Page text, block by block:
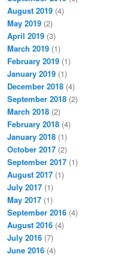
August 2019 (4)
May 2019 (2)
April 2019 (3)
March 2019 (1)
February 2019 (1)
January 2019 (1)
December 2018 (4)
September 2018 (2)
March 2018 (2)
February 2018 (4)
January 2018 (1)
October 2017 (2)
September 2017 (1)
August 2017 (1)
July 2017 (1)
May 2017 (1)
September 2016 (4)
August 2016 (4)
July 2016 (7)
June 2016 (4)